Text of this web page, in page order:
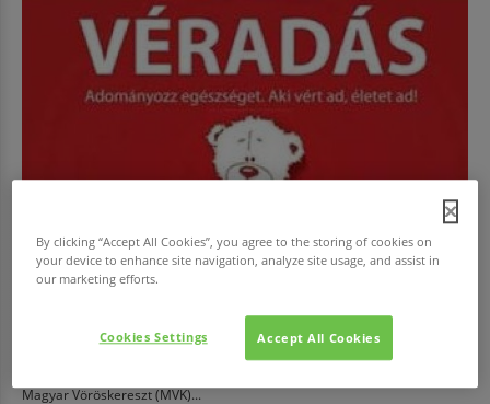
Magyar Vöröskereszt (MVK)...
By clicking “Accept All Cookies”, you agree to the storing of cookies on
your device to enhance site navigation, analyze site usage, and assist in
our marketing efforts.
Accept All Cookies
Cookies Settings